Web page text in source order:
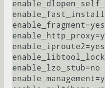
enable_fragment=yes
enable_iproute2=yes
enable_lzo_stub=no